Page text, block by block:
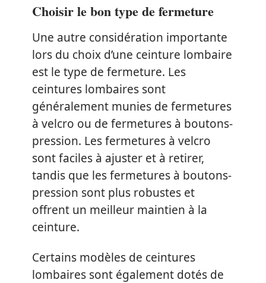
Choisir le bon type de fermeture
Une autre considération importante
lors du choix d’une ceinture lombaire
est le type de fermeture. Les
ceintures lombaires sont
généralement munies de fermetures
à velcro ou de fermetures à boutons-
pression. Les fermetures à velcro
sont faciles à ajuster et à retirer,
tandis que les fermetures à boutons-
pression sont plus robustes et
offrent un meilleur maintien à la
ceinture.
Certains modèles de ceintures
lombaires sont également dotés de